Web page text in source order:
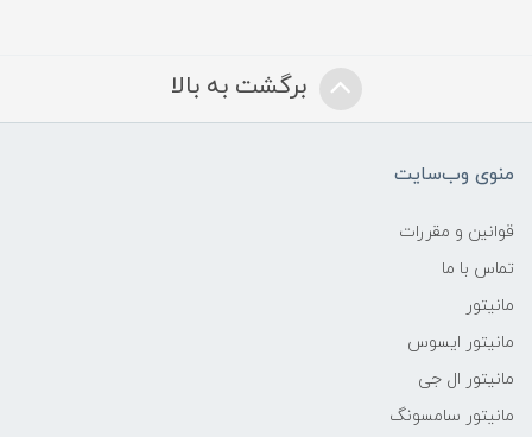
برگشت به بالا
منوی وب‌سایت
قوانین و مقررات
تماس با ما
مانیتور
مانیتور ایسوس
مانیتور ال جی
مانیتور سامسونگ